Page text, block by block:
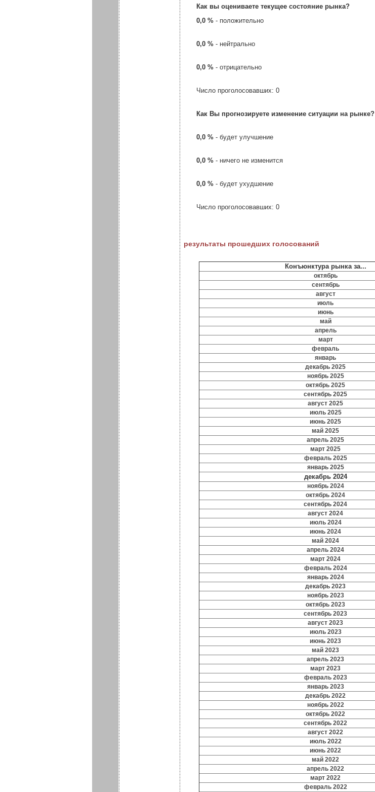
Как вы оцениваете текущее состояние рынка?
0,0 % - положительно
0,0 % - нейтрально
0,0 % - отрицательно
Число проголосовавших: 0
Как Вы прогнозируете изменение ситуации на рынке?
0,0 % - будет улучшение
0,0 % - ничего не изменится
0,0 % - будет ухудшение
Число проголосовавших: 0
результаты прошедших голосований
Конъюнктура рынка за...
октябрь
сентябрь
август
июль
июнь
май
апрель
март
февраль
январь
декабрь 2025
ноябрь 2025
октябрь 2025
сентябрь 2025
август 2025
июль 2025
июнь 2025
май 2025
апрель 2025
март 2025
февраль 2025
январь 2025
декабрь 2024
ноябрь 2024
октябрь 2024
сентябрь 2024
август 2024
июль 2024
июнь 2024
май 2024
апрель 2024
март 2024
февраль 2024
январь 2024
декабрь 2023
ноябрь 2023
октябрь 2023
сентябрь 2023
август 2023
июль 2023
июнь 2023
май 2023
апрель 2023
март 2023
февраль 2023
январь 2023
декабрь 2022
ноябрь 2022
октябрь 2022
сентябрь 2022
август 2022
июль 2022
июнь 2022
май 2022
апрель 2022
март 2022
февраль 2022